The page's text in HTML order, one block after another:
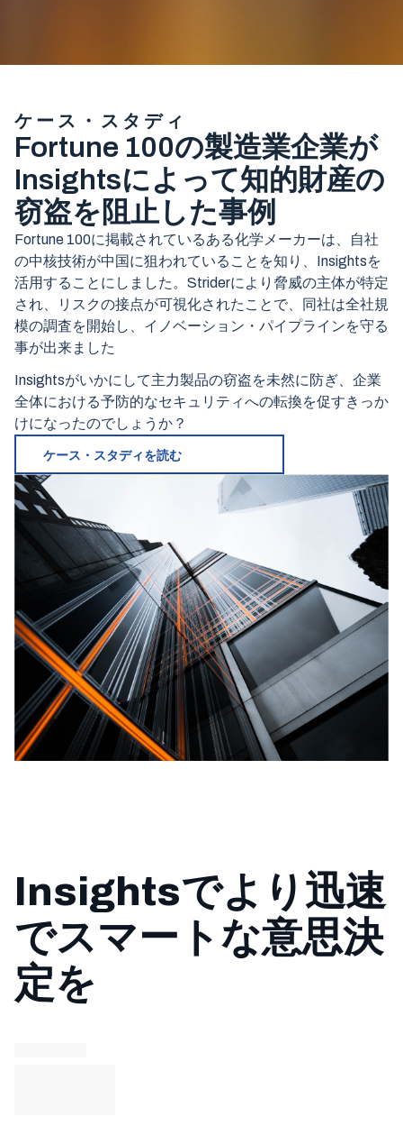
ケース・スタディ
Fortune 100の製造業企業が
Insightsによって知的財産の
窃盗を阻止した事例
Fortune 100に掲載されているある化学メーカーは、自社
の中核技術が中国に狙われていることを知り、Insightsを
活用することにしました。Striderにより脅威の主体が特定
され、リスクの接点が可視化されたことで、同社は全社規
模の調査を開始し、イノベーション・パイプラインを守る
事が出来ました
Insightsがいかにして主力製品の窃盗を未然に防ぎ、企業
全体における予防的なセキュリティへの転換を促すきっか
けになったのでしょうか？
ケース・スタディを読む
Insightsでより迅速
でスマートな意思決
定を